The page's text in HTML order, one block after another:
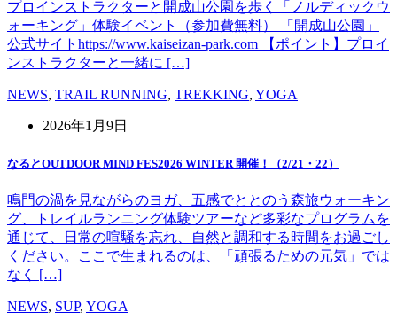
プロインストラクターと開成山公園を歩く「ノルディックウ
ォーキング」体験イベント（参加費無料） 「開成山公園」
公式サイトhttps://www.kaiseizan-park.com 【ポイント】プロイ
ンストラクターと一緒に […]
NEWS, TRAIL RUNNING, TREKKING, YOGA
2026年1月9日
なるとOUTDOOR MIND FES2026 WINTER 開催！（2/21・22）
鳴門の渦を見ながらのヨガ、五感でととのう森旅ウォーキン
グ、トレイルランニング体験ツアーなど多彩なプログラムを
通じて、日常の喧騒を忘れ、自然と調和する時間をお過ごし
ください。ここで生まれるのは、「頑張るための元気」では
なく […]
NEWS, SUP, YOGA